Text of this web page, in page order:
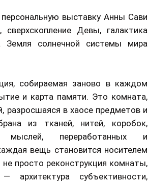
выставку Анны Сави
Девы, галактика
Земля солнечной системы мира
собираемая заново в каждом
и карта памяти. Это комната,
разросшаяся в хаосе предметов и
из тканей, нитей, коробок,
мыслей, переработанных и
вещь становится носителем
просто реконструкция комнаты,
субъективности,